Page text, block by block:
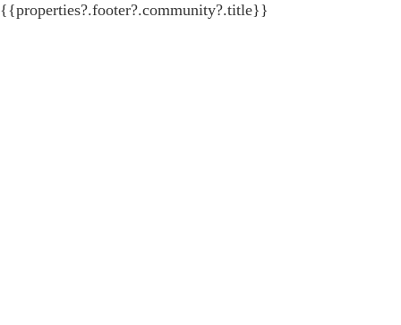
{{properties?.footer?.community?.title}}